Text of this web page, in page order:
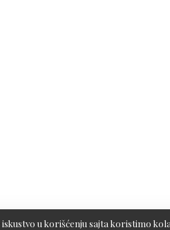
u korišćenju sajta koristimo